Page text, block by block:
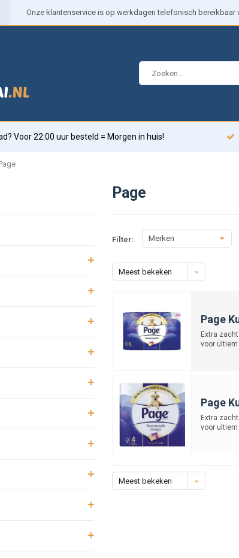
Onze klantenservice is op werkdagen telefonisch bereikbaar
Voor 22:00 uur besteld = Morgen in huis!
Page
Filter: Merken
Meest bekeken
Page
Extra
voor ultiem
Page
Extra
voor ultiem
Meest bekeken